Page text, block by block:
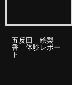
五反田 絵梨
香 体験レポー
ト